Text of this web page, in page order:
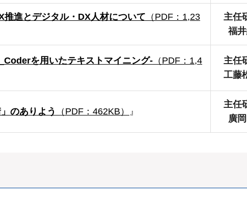
進とデジタル・DX人材について （PDF：1,23
主任
福
を用いたテキストマイニング- （PDF：1,4
主任
工藤
のありよう （PDF：462KB） 』
主任
廣